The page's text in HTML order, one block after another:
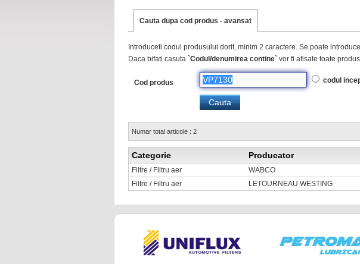
Cauta dupa cod produs - avansat
Introduceti codul produsului dorit, minim 2 caractere. Se poate
Daca bifati casuta `Codul/denumirea contine` vor fi afisate toate
Cod produs codul
Numar total articole : 2
Categorie Producator
Filtre / Filtru aer WABCO
Filtre / Filtru aer
LETOURNEAU WESTING